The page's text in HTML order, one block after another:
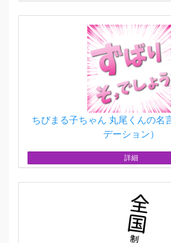
ちびまる子ちゃん 丸尾くんの名
デーション）
詳細